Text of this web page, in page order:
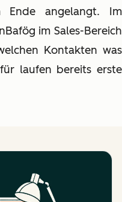
Ende angelangt. Im
im Sales-Bereich
Kontakten was
laufen bereits erste